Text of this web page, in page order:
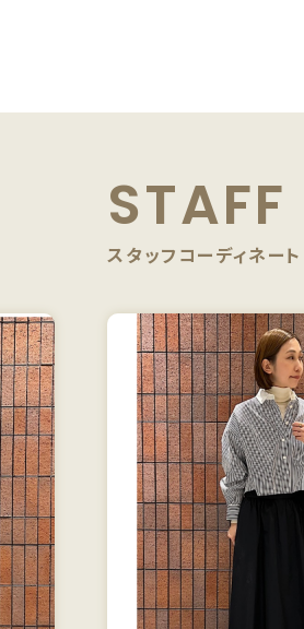
STAFF
スタッフコーディネート